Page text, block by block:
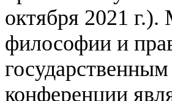
октября 2021
философии и
конференции